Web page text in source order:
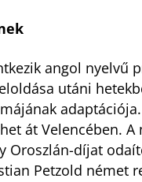
angol nyelvű
utáni
át Velencében.
Oroszlán-díjat
Petzold német